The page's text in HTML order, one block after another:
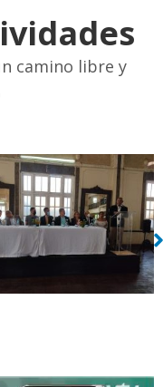
camino libre y
Sin leyenda